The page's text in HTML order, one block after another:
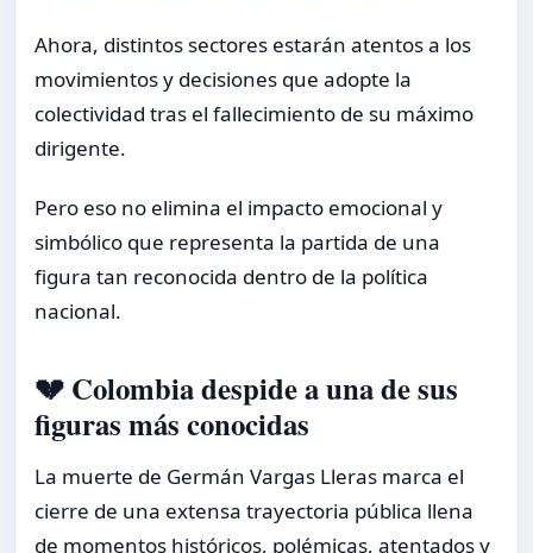
Ahora, distintos sectores estarán atentos a los
movimientos y decisiones que adopte la
colectividad tras el fallecimiento de su máximo
dirigente.
Pero eso no elimina el impacto emocional y
simbólico que representa la partida de una
figura tan reconocida dentro de la política
nacional.
💔 Colombia despide a una de sus
figuras más conocidas
La muerte de Germán Vargas Lleras marca el
cierre de una extensa trayectoria pública llena
de momentos históricos, polémicas, atentados y